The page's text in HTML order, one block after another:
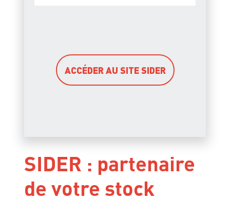
ACCÉDER AU SITE SIDER
SIDER : partenaire
de votre stock